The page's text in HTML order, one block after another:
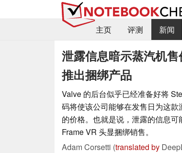
主页
评测 新闻
泄露信息暗示蒸汽机
推出捆绑产品
Valve 的后台似乎已经准备好将
码将使该公司能够在发售日为这
的价格。也就是说，泄露的信息
Frame VR 头显捆绑销售。
Adam Corsetti (translated by